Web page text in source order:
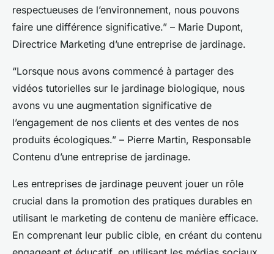
respectueuses de l’environnement, nous pouvons
faire une différence significative.” – Marie Dupont,
Directrice Marketing d’une entreprise de jardinage.
“Lorsque nous avons commencé à partager des
vidéos tutorielles sur le jardinage biologique, nous
avons vu une augmentation significative de
l’engagement de nos clients et des ventes de nos
produits écologiques.” – Pierre Martin, Responsable
Contenu d’une entreprise de jardinage.
Les entreprises de jardinage peuvent jouer un rôle
crucial dans la promotion des pratiques durables en
utilisant le marketing de contenu de manière efficace.
En comprenant leur public cible, en créant du contenu